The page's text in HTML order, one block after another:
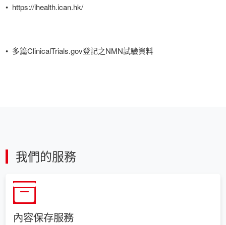
• https://ihealth.ican.hk/
• 多篇ClinicalTrials.gov登記之NMN試驗資料
我們的服務
內容保存服務